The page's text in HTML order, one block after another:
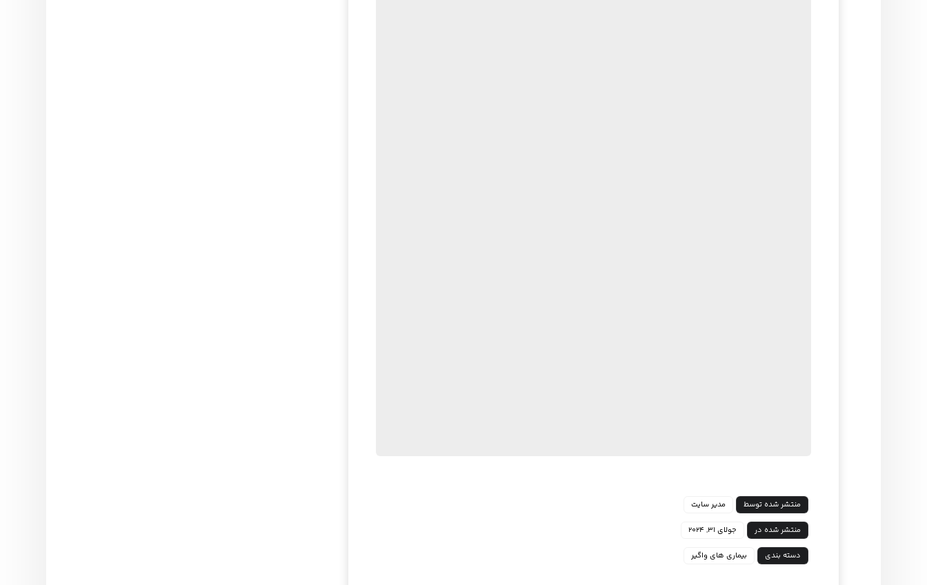
منتشر شده توسط مدیر سایت
منتشر شده در جولای ۳۱, ۲۰۲۴
دسته بندی بیماری های واگیر